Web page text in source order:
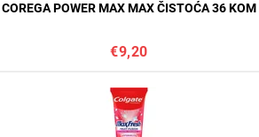
COREGA POWER MAX MAX ČISTOĆA 36 KOM
€9,20